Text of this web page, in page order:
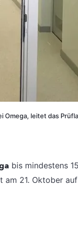
Omega, leitet das
bis mindestens
21. Oktober